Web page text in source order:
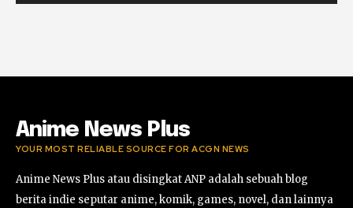
#gaming #horor
Anime News Plus
YOUR MOST RELIABLE SOURCE FOR ACGN NEWS
Anime News Plus atau disingkat ANP adalah sebuah blog
berita indie seputar anime, komik, games, novel, dan lainnya